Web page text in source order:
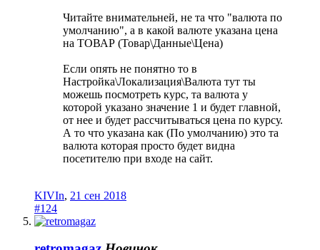
Читайте внимательней, не та что "валюта по
умолчанию", а в какой валюте указана цена
на ТОВАР (Товар\Данные\Цена)
Если опять не понятно то в
Настройка\Локализация\Валюта тут ты
можешь посмотреть курс, та валюта у
которой указано значение 1 и будет главной,
от нее и будет рассчитываться цена по курсу.
А то что указана как (По умолчанию) это та
валюта которая просто будет видна
посетителю при входе на сайт.
KIVIn, 21 сен 2018
#124